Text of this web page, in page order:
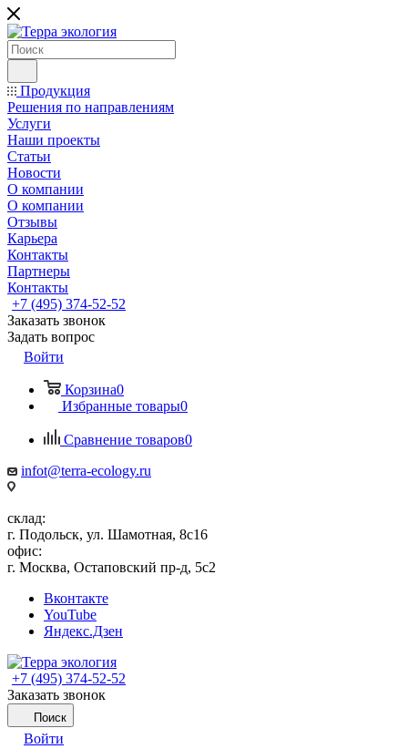
Продукция
Решения по направлениям
Услуги
Наши проекты
Статьи
Новости
О компании
О компании
Отзывы
Карьера
Контакты
Партнеры
Контакты
+7 (495) 374-52-52
Заказать звонок
Задать вопрос
Войти
Корзина0
Избранные товары0
Сравнение товаров0
infot@terra-ecology.ru
склад:
г. Подольск, ул. Шамотная, 8с16
офис:
г. Москва, Остаповский пр-д, 5с2
Вконтакте
YouTube
Яндекс.Дзен
+7 (495) 374-52-52
Заказать звонок
Поиск
Войти